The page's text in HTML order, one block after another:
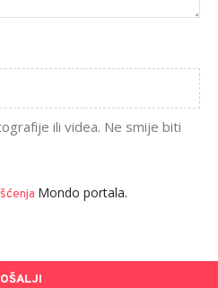
ili videa. Ne smije biti
Mondo portala.